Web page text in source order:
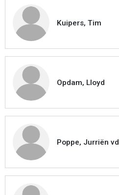
Kuipers, Tim
Opdam, Lloyd
Poppe, Jurriën vd